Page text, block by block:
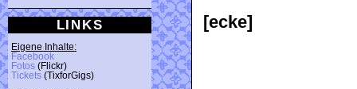
LINKS
Eigene Inhalte:
Facebook
Fotos (Flickr)
Tickets (TixforGigs)
[ecke]